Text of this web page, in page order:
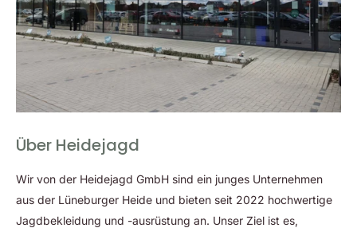
Über Heidejagd
Wir von der Heidejagd GmbH sind ein junges Unternehmen
aus der Lüneburger Heide und bieten seit 2022 hochwertige
Jagdbekleidung und -ausrüstung an. Unser Ziel ist es,